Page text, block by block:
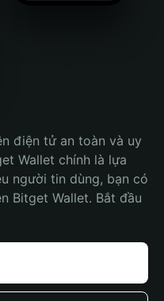
điện tử an toàn và uy
Wallet chính là lựa
người tin dùng, bạn có
Bitget Wallet. Bắt đầu